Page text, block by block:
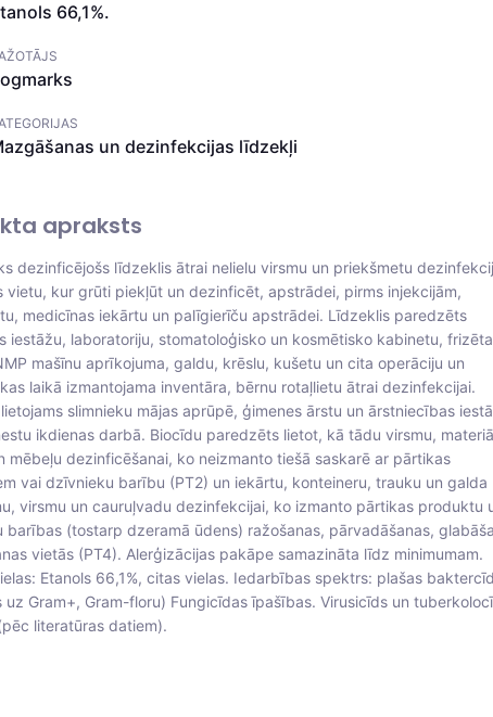
66,1%.
un dezinfekcijas līdzekļi
apraksts
dezinficējošs līdzeklis ātrai nelielu virsmu un priekšmetu
vietu, kur grūti piekļūt un dezinficēt, apstrādei, pirms injekcijām,
medicīnas iekārtu un palīgierīču apstrādei. Līdzeklis paredzēts
iestāžu, laboratoriju, stomatoloģisko un kosmētisko kabinetu,
mašīnu aprīkojuma, galdu, krēslu, kušetu un cita operāciju un
laikā izmantojama inventāra, bērnu rotaļlietu ātrai dezinfekcijai.
slimnieku mājas aprūpē, ģimenes ārstu un ārstniecības
ikdienas darbā. Biocīdu paredzēts lietot, kā tādu virsmu,
mēbeļu dezinficēšanai, ko neizmanto tiešā saskarē ar pārtikas
vai dzīvnieku barību (PT2) un iekārtu, konteineru, trauku un galda
virsmu un cauruļvadu dezinfekcijai, ko izmanto pārtikas produktu
barības (tostarp dzeramā ūdens) ražošanas, pārvadāšanas,
vietās (PT4). Alerģizācijas pakāpe samazināta līdz minimumam.
Etanols 66,1%, citas vielas. Iedarbības spektrs: plašas
uz Gram+, Gram-floru) Fungicīdas īpašības. Virusicīds un
literatūras datiem).